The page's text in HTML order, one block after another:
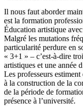
Il nous faut aborder
est la formation
Éducation artistique
Malgré les mutations
particularité perdure en
« 3+1 » – c’est-à-dire
artistiques et une année
Les professeurs
à la construction de la
de la période de
présence à l’université.